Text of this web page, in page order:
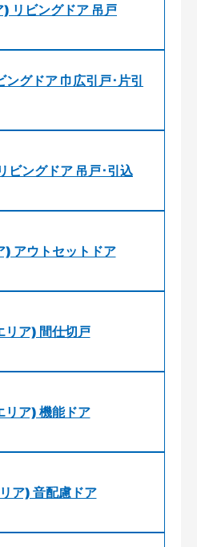
リビングドア 吊戸
グドア 巾広引戸･片引
ングドア 吊戸･引込
アウトセットドア
ア) 間仕切戸
ア) 機能ドア
ア) 音配慮ドア